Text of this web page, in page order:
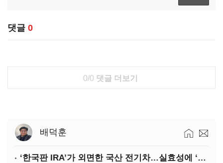
댓글 0
0/0 댓글 더보기
배덕훈
‘한국판 IRA’가 외면한 국산 전기차…실효성에 ‘의문’